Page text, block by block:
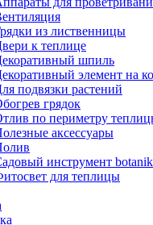
из лиственницы
к теплице
шпиль
элемент на
подвязки растений
грядок
по периметру
аксессуары
инструмент botanik
для теплицы